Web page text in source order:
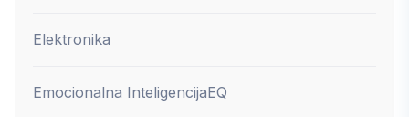
Elektronika
Emocionalna InteligencijaEQ